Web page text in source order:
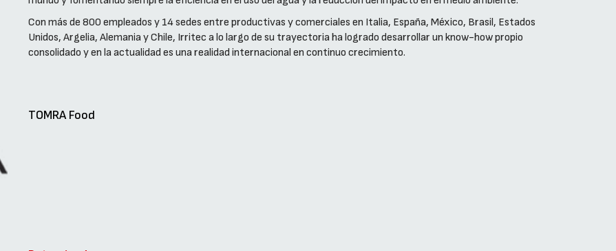
Con más de 800 empleados y 14 sedes entre productivas y comerciales en Italia, España, México, Brasil, Estados
Unidos, Argelia, Alemania y Chile, Irritec a lo largo de su trayectoria ha logrado desarrollar un know-how propio
consolidado y en la actualidad es una realidad internacional en continuo crecimiento.
TOMRA Food